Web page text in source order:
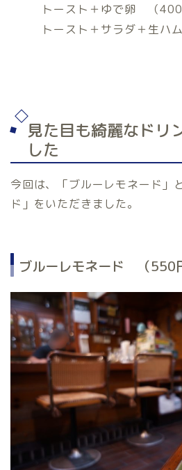
トースト＋ゆで卵 （400
トースト＋サラダ＋生ハ
見た目も綺麗なドリ
した
今回は、「ブルーレモネード」
ド」をいただきました。
ブルーレモネード （550